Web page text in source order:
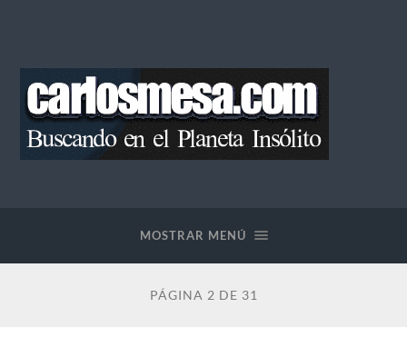
MOSTRAR MENÚ
PÁGINA 2 DE 31